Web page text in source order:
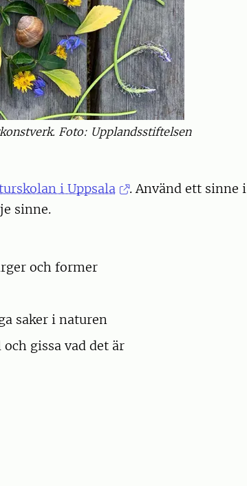
Foto: Upplandsstiftelsen
i Uppsala
. Använd ett sinne i
sinne.
och former
saker i naturen
gissa vad det är